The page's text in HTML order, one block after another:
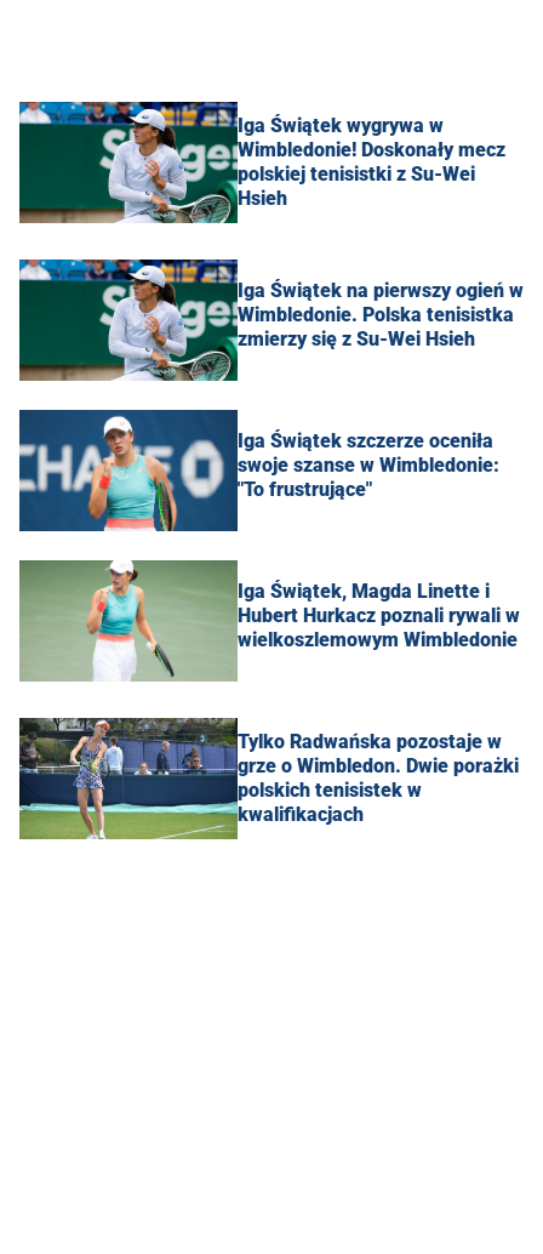
Iga Świątek wygrywa w
Wimbledonie! Doskonały mecz
polskiej tenisistki z Su-Wei
Hsieh
Iga Świątek na pierwszy ogień w
Wimbledonie. Polska tenisistka
zmierzy się z Su-Wei Hsieh
Iga Świątek szczerze oceniła
swoje szanse w Wimbledonie:
"To frustrujące"
Iga Świątek, Magda Linette i
Hubert Hurkacz poznali rywali w
wielkoszlemowym Wimbledonie
Tylko Radwańska pozostaje w
grze o Wimbledon. Dwie porażki
polskich tenisistek w
kwalifikacjach